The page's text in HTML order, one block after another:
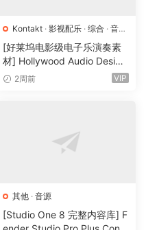
Kontakt · 影视配乐 · 综合 · 音效
特殊· 音源
[好莱坞电影级电子乐演奏素
材] Hollywood Audio Design
FUTURE WORLDS [KONTAK
2周前 VIP
其他 · 音源
[Studio One 8 完整内容库] F